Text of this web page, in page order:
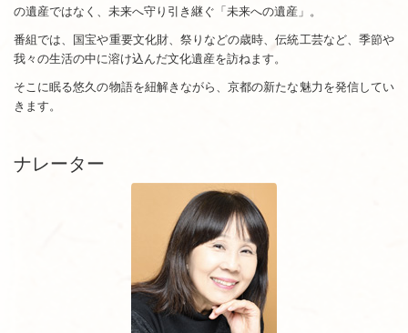
の遺産ではなく、未来へ守り引き継ぐ「未来への遺産」。
番組では、国宝や重要文化財、祭りなどの歳時、伝統工芸など、季節や
我々の生活の中に溶け込んだ文化遺産を訪ねます。
そこに眠る悠久の物語を紐解きながら、京都の新たな魅力を発信してい
きます。
ナレーター